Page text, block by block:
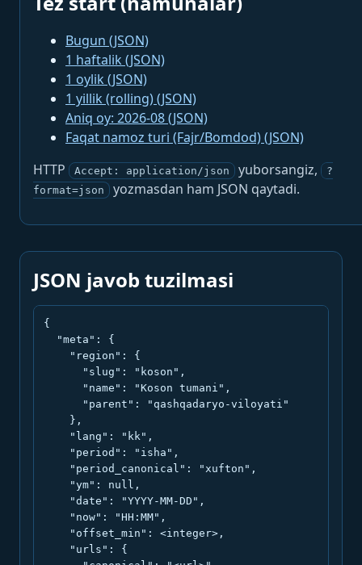
Bugun (JSON)
1 haftalik (JSON)
1 oylik (JSON)
1 yillik (rolling) (JSON)
Aniq oy: 2026-08 (JSON)
Faqat namoz turi (Fajr/Bomdod) (JSON)
HTTP
Accept: application/json yuborsangiz,
?
format=json
yozmasdan ham JSON qaytadi.
JSON javob tuzilmasi
{
  "meta": {
    "region": {
      "slug": "koson",
      "name": "Koson tumani",
      "parent": "qashqadaryo-viloyati"
    },
    "lang": "kk",
    "period": "isha",
    "period_canonical": "xufton",
    "ym": null,
    "date": "YYYY-MM-DD",
    "now": "HH:MM",
    "offset_min": <integer>,
    "urls": {